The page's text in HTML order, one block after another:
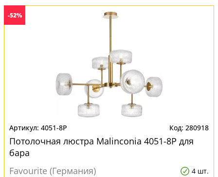
-52%
4051-8P 280918
Потолочная люстра Malinconia 4051-8P для
бара
Favourite (Германия)
4 шт.